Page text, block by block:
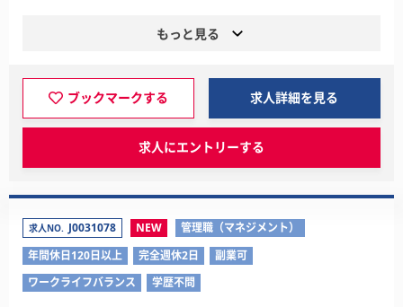
もっと見る
ブックマークする 求人詳細を見る
求人にエントリーする
求人NO. J0031078 NEW
管理職（マネジメント）
年間休日120日以上
完全週休2日
副業可
ワークライフバランス
学歴不問